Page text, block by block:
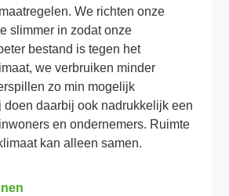
We richten onze
slimmer in zodat onze
bestand is tegen het
we verbruiken minder
zo min mogelijk
doen daarbij ook nadrukkelijk een
en ondernemers. Ruimte
kan alleen samen.